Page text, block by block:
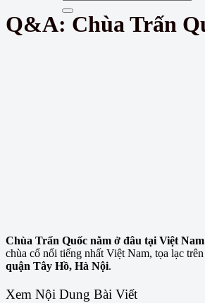
Q&A: Chùa Trấn
Chùa Trấn Quốc nằm ở đâu tại Việt
chùa cổ nổi tiếng nhất Việt Nam, tọa lạc
quận Tây Hồ, Hà Nội.
Xem Nội Dung Bài Viết